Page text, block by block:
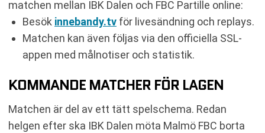
matchen mellan IBK Dalen och FBC Partille online:
Besök innebandy.tv för livesändning och replays.
Matchen kan även följas via den officiella SSL-
appen med målnotiser och statistik.
KOMMANDE MATCHER FÖR LAGEN
Matchen är del av ett tätt spelschema. Redan
helgen efter ska IBK Dalen möta Malmö FBC borta